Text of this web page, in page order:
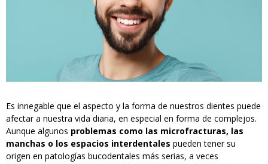
Es innegable que el aspecto y la forma de nuestros dientes puede
afectar a nuestra vida diaria, en especial en forma de complejos.
Aunque algunos problemas como las microfracturas, las
manchas o los espacios interdentales pueden tener su
origen en patologías bucodentales más serias, a veces